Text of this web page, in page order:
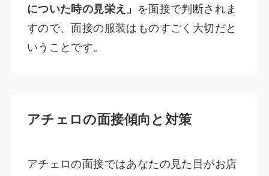
についた時の見栄え」
を面接で判断されま
すので、面接の服装はものすごく大切だと
いうことです。
アチェロの面接傾向と対策
アチェロの面接ではあなたの見た目がお店